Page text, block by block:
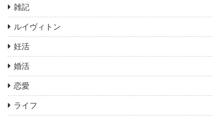
雑記
ルイヴィトン
妊活
婚活
恋愛
ライフ